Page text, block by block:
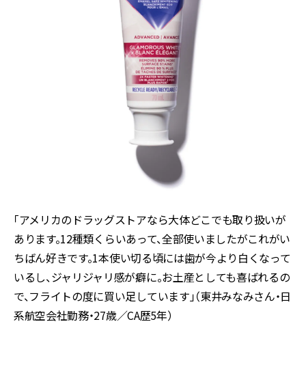
「アメリカのドラッグストアなら大体どこでも取り扱いが
あります。12種類くらいあって、全部使いましたがこれがい
ちばん好きです。1本使い切る頃には歯が今より白くなって
いるし、ジャリジャリ感が癖に。お土産としても喜ばれるの
で、フライトの度に買い足しています」（東井みなみさん・日
系航空会社勤務・27歳／CA歴5年）